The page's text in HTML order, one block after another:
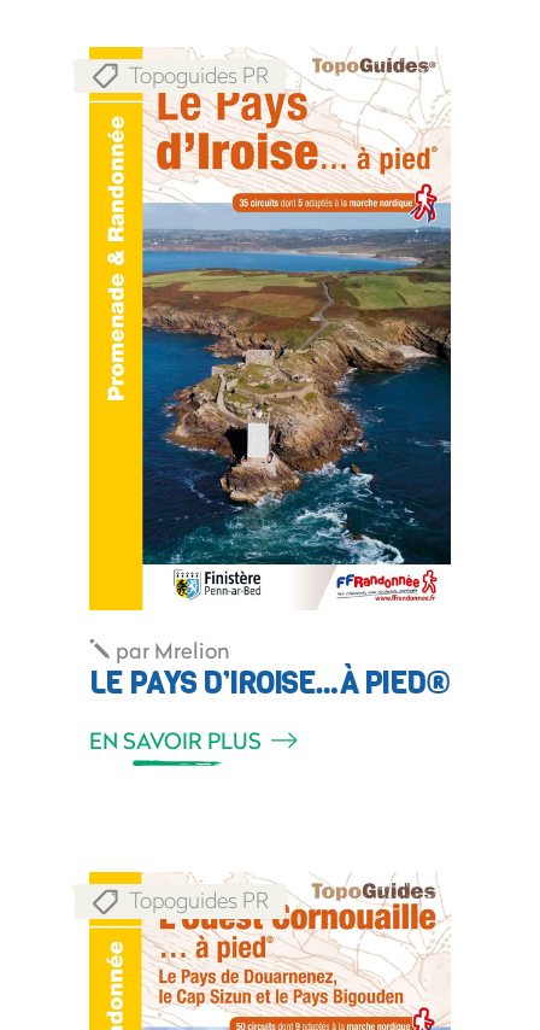
Topoguides PR
par Mrelion
LE PAYS D’IROISE…À PIED®
EN SAVOIR PLUS
Topoguides PR